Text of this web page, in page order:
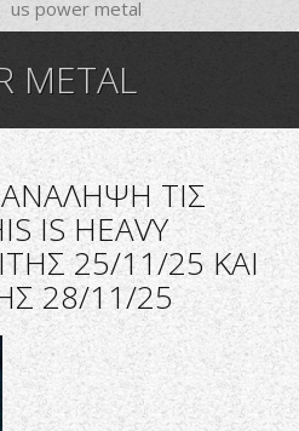
us power metal
METAL
ΤΙΣ
IS HEAVY
25/11/25 ΚΑΙ
28/11/25